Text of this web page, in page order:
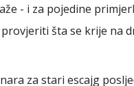
- i za pojedine
šta se krije na
za stari escajg